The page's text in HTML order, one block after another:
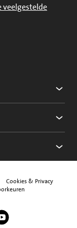
veelgestelde
Cookies & Privacy
YouTube